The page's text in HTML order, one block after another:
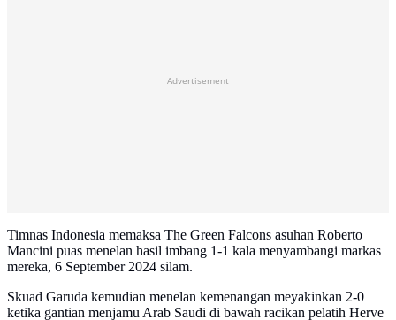
Advertisement
Timnas Indonesia memaksa The Green Falcons asuhan Roberto
Mancini puas menelan hasil imbang 1-1 kala menyambangi markas
mereka, 6 September 2024 silam.
Skuad Garuda kemudian menelan kemenangan meyakinkan 2-0
ketika gantian menjamu Arab Saudi di bawah racikan pelatih Herve